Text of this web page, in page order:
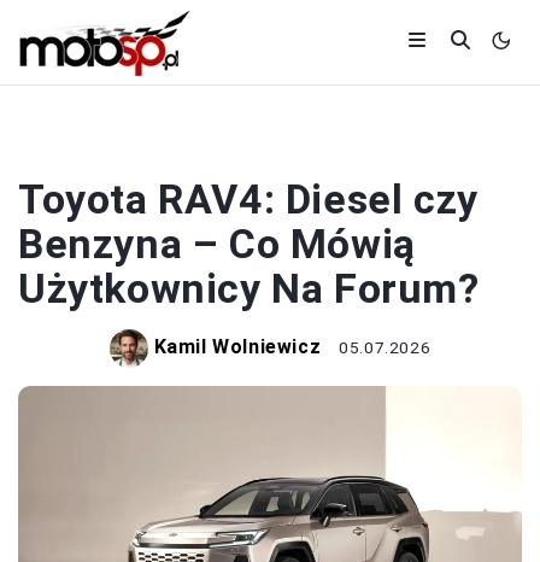
Toyota RAV4: Diesel czy
Benzyna – Co Mówią
Użytkownicy Na Forum?
Kamil Wolniewicz 05.07.2026